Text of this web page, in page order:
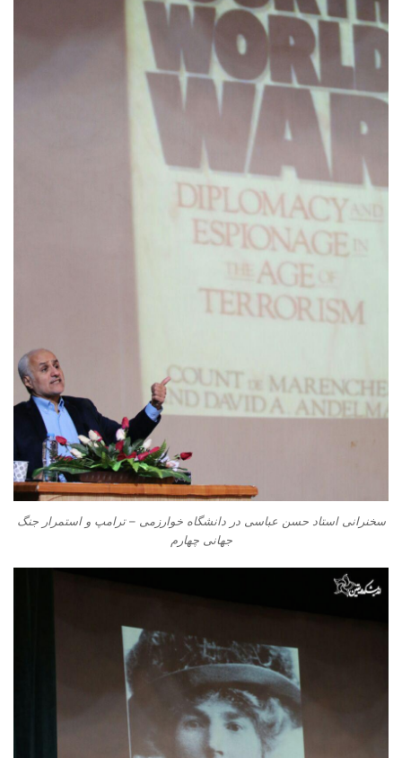
سخنرانی استاد حسن عباسی در دانشگاه خوارزمی – ترامپ و استمرار جنگ
جهانی چهارم